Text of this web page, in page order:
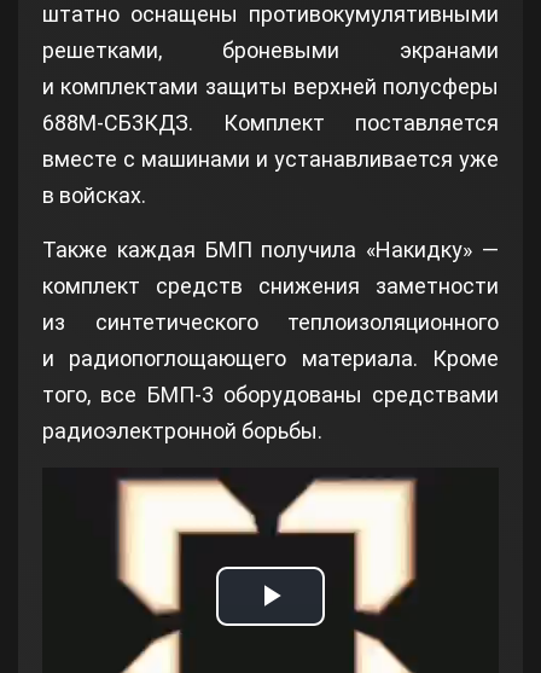
штатно оснащены противокумулятивными
решетками, броневыми экранами
и комплектами защиты верхней полусферы
688М-СБ3КДЗ. Комплект поставляется
вместе с машинами и устанавливается уже
в войсках.
Также каждая БМП получила «Накидку» —
комплект средств снижения заметности
из синтетического теплоизоляционного
и радиопоглощающего материала. Кроме
того, все БМП-3 оборудованы средствами
радиоэлектронной борьбы.
Play